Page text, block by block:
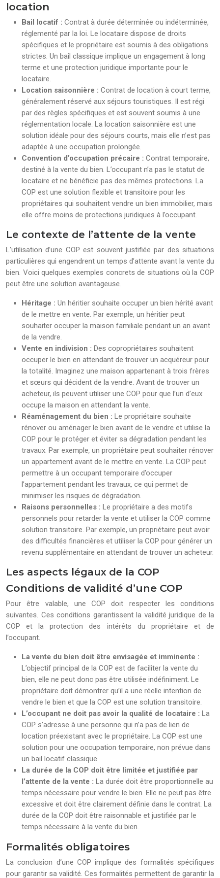
location
Bail locatif : Contrat à durée déterminée ou indéterminée,
réglementé par la loi. Le locataire dispose de droits
spécifiques et le propriétaire est soumis à des obligations
strictes. Un bail classique implique un engagement à long
terme et une protection juridique importante pour le
locataire.
Location saisonnière : Contrat de location à court terme,
généralement réservé aux séjours touristiques. Il est régi
par des règles spécifiques et est souvent soumis à une
réglementation locale. La location saisonnière est une
solution idéale pour des séjours courts, mais elle n’est pas
adaptée à une occupation prolongée.
Convention d’occupation précaire : Contrat temporaire,
destiné à la vente du bien. L’occupant n’a pas le statut de
locataire et ne bénéficie pas des mêmes protections. La
COP est une solution flexible et transitoire pour les
propriétaires qui souhaitent vendre un bien immobilier, mais
elle offre moins de protections juridiques à l’occupant.
Le contexte de l’attente de la vente
L’utilisation d’une COP est souvent justifiée par des situations
particulières qui engendrent un temps d’attente avant la vente du
bien. Voici quelques exemples concrets de situations où la COP
peut être une solution avantageuse.
Héritage : Un héritier souhaite occuper un bien hérité avant
de le mettre en vente. Par exemple, un héritier peut
souhaiter occuper la maison familiale pendant un an avant
de la vendre.
Vente en indivision : Des copropriétaires souhaitent
occuper le bien en attendant de trouver un acquéreur pour
la totalité. Imaginez une maison appartenant à trois frères
et sœurs qui décident de la vendre. Avant de trouver un
acheteur, ils peuvent utiliser une COP pour que l’un d’eux
occupe la maison en attendant la vente.
Réaménagement du bien : Le propriétaire souhaite
rénover ou aménager le bien avant de le vendre et utilise la
COP pour le protéger et éviter sa dégradation pendant les
travaux. Par exemple, un propriétaire peut souhaiter rénover
un appartement avant de le mettre en vente. La COP peut
permettre à un occupant temporaire d’occuper
l’appartement pendant les travaux, ce qui permet de
minimiser les risques de dégradation.
Raisons personnelles : Le propriétaire a des motifs
personnels pour retarder la vente et utiliser la COP comme
solution transitoire. Par exemple, un propriétaire peut avoir
des difficultés financières et utiliser la COP pour générer un
revenu supplémentaire en attendant de trouver un acheteur.
Les aspects légaux de la COP
Conditions de validité d’une COP
Pour être valable, une COP doit respecter les conditions
suivantes. Ces conditions garantissent la validité juridique de la
COP et la protection des intérêts du propriétaire et de
l’occupant.
La vente du bien doit être envisagée et imminente :
L’objectif principal de la COP est de faciliter la vente du
bien, elle ne peut donc pas être utilisée indéfiniment. Le
propriétaire doit démontrer qu’il a une réelle intention de
vendre le bien et que la COP est une solution transitoire.
L’occupant ne doit pas avoir la qualité de locataire : La
COP s’adresse à une personne qui n’a pas de lien de
location préexistant avec le propriétaire. La COP est une
solution pour une occupation temporaire, non prévue dans
un bail locatif classique.
La durée de la COP doit être limitée et justifiée par
l’attente de la vente : La durée doit être proportionnelle au
temps nécessaire pour vendre le bien. Elle ne peut pas être
excessive et doit être clairement définie dans le contrat. La
durée de la COP doit être raisonnable et justifiée par le
temps nécessaire à la vente du bien.
Formalités obligatoires
La conclusion d’une COP implique des formalités spécifiques
pour garantir sa validité. Ces formalités permettent de garantir la